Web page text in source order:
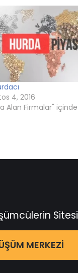
4, 2016
Alan Firmalar" içinde
Sitesi
MERKEZI